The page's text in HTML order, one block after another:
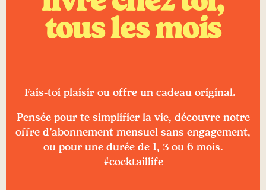
tous les mois
Fais-toi plaisir ou offre un cadeau original.
Pensée pour te simplifier la vie, découvre notre
offre d’abonnement mensuel sans engagement,
ou pour une durée de 1, 3 ou 6 mois.
#cocktaillife